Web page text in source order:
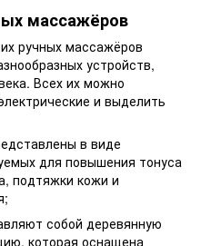
массажёров
ручных массажёров
устройств,
Всех их можно
и выделить
в виде
для повышения тонуса
подтяжки кожи и
собой деревянную
которая оснащена